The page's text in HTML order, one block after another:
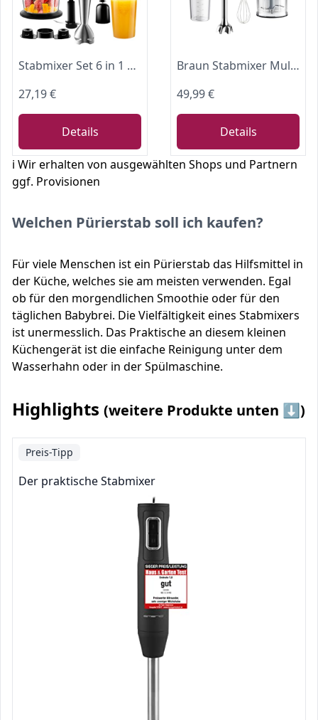
Stabmixer Set 6 in 1 Edelstahl 1200W für Babynahrung Salate Suppen Gemüse
27,19 €
Details
Braun Stabmixer MultiQuick 5 MQ 50236 M, 1000W, 21 Geschwindigkeitsstufen+Turbo, Edelstahl Pürierfuß, Easy Click System, SplashControl, Inkl. 500ml Zerkleinerer, Schneebesen, 600ml Becher, Weiß
49,99 €
Details
ℹ️ Wir erhalten von ausgewählten Shops und Partnern
ggf. Provisionen
Welchen Pürierstab soll ich kaufen?
Für viele Menschen ist ein Pürierstab das Hilfsmittel in
der Küche, welches sie am meisten verwenden. Egal
ob für den morgendlichen Smoothie oder für den
täglichen Babybrei. Die Vielfältigkeit eines Stabmixers
ist unermesslich. Das Praktische an diesem kleinen
Küchengerät ist die einfache Reinigung unter dem
Wasserhahn oder in der Spülmaschine.
Highlights (weitere Produkte unten ⬇️)
Preis-Tipp
Der praktische Stabmixer